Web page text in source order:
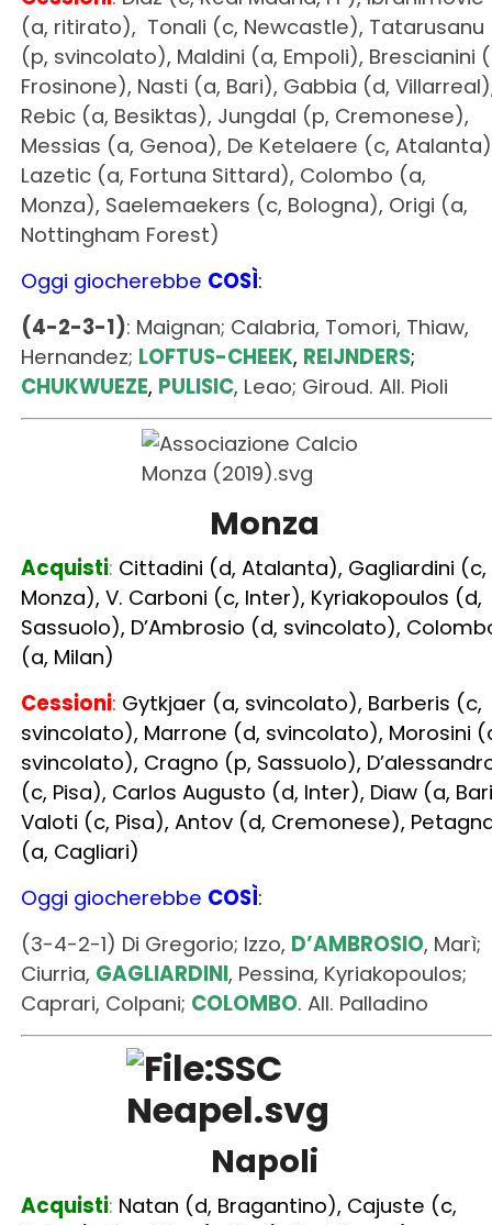
Messias (a, Genoa), De Ketelaere (c,
Lazetic (a, Fortuna Sittard), Colombo (a,
Monza), Saelemaekers (c, Bologna), Origi (a,
Nottingham Forest)
Oggi giocherebbeCOSÌ :
(4-2-3-1): Maignan; Calabria, Tomori, Thiaw,
Hernandez;LOFTUS-CHEEK REIJNDERS
CHUKWUEZE
Monza
Cittadini (d, Atalanta), Gagliardini (c,
Monza), V. Carboni (c, Inter), Kyriakopoulos (d,
Cessioni:Gytkjaer (a, svincolato), Barberis (c,
svincolato), Marrone (d, svincolato), Morosini
svincolato), Cragno (p, Sassuolo),
(c, Pisa), Carlos Augusto (d, Inter), Diaw (a,
Valoti (c, Pisa), Antov (d, Cremonese),
(a, Cagliari)
Oggi giocherebbeCOSÌ :
(3-4-2-1) Di Gregorio; Izzo,D’AMBROSIO, Marì;
Ciurria,GAGLIARDINI
, Pessina, Kyriakopoulos;
Caprari, Colpani;
Napoli
Natan (d, Bragantino), Cajuste (c,
Reims), Cheddira (a, Bari), Lindstrom (a,
Ndombele (c, Tottenham, FP),
Bereszynski (d, Sampdoria, FP), Kim (d, Bayern